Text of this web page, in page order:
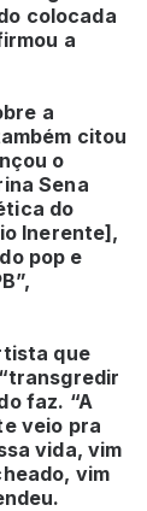
colocada
a
a
citou
o
Sena
do
Inerente],
pop e
que
faz. “A
veio pra
vida, vim
vim